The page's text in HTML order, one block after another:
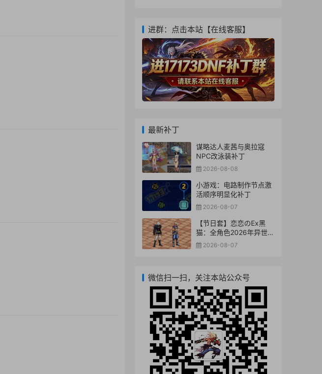
进群：点击本站【在线客服】
最新补丁
谋略达人麦茜与奥拉寇
NPC改泳装补丁
2026-08-08
小游戏：电路制作节点激
活顺序明显化补丁
2026-08-07
【节日套】恋恋のEx黑
猫：全角色2026年异世相
逢阿拉德时装代码【性转
套】
2026-08-07
微信扫一扫，关注本站公众号